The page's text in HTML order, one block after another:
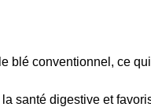
blé conventionnel, ce
santé digestive et